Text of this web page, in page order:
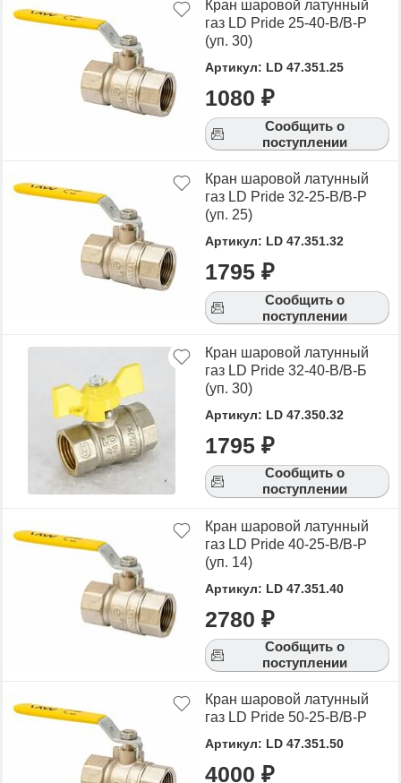
Кран шаровой латунный
газ LD Pride 25-40-В/В-Р
(уп. 30)
Артикул: LD 47.351.25
1080 ₽
Сообщить о
поступлении
Кран шаровой латунный
газ LD Pride 32-25-В/В-Р
(уп. 25)
Артикул: LD 47.351.32
1795 ₽
Сообщить о
поступлении
Кран шаровой латунный
газ LD Pride 32-40-В/В-Б
(уп. 30)
Артикул: LD 47.350.32
1795 ₽
Сообщить о
поступлении
Кран шаровой латунный
газ LD Pride 40-25-В/В-Р
(уп. 14)
Артикул: LD 47.351.40
2780 ₽
Сообщить о
поступлении
Кран шаровой латунный
газ LD Pride 50-25-В/В-Р
Артикул: LD 47.351.50
4000 ₽